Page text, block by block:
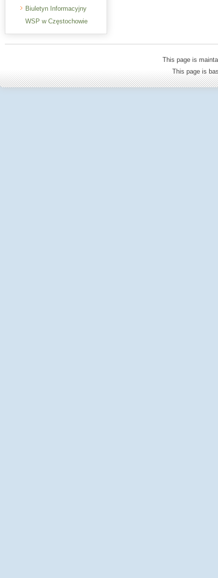
Biuletyn Informacyjny
WSP w Częstochowie
This page is
This page is